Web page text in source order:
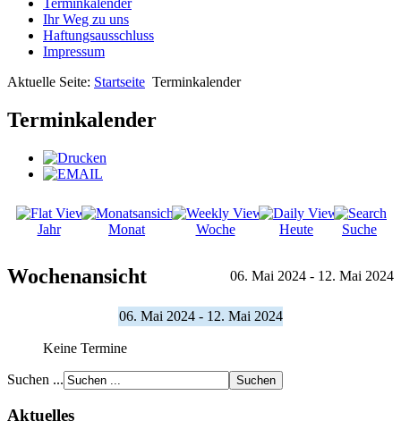
Ihr Weg zu uns
Haftungsausschluss
Impressum
Aktuelle Seite: Startseite Terminkalender
Terminkalender
Jahr Monat Woche Heute Suche
Wochenansicht 06. Mai 2024 - 12. Mai 2024
06. Mai 2024 - 12. Mai 2024
Keine Termine
Suchen ...
Aktuelles